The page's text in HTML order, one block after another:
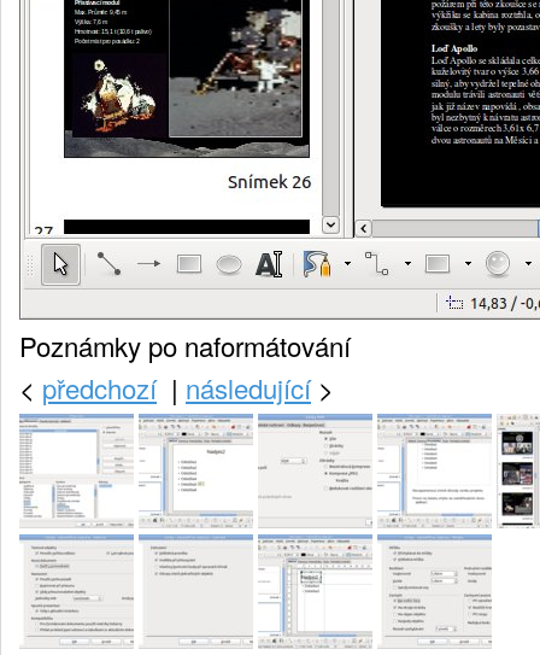
Poznámky po naformátování
< předchozí| následující>